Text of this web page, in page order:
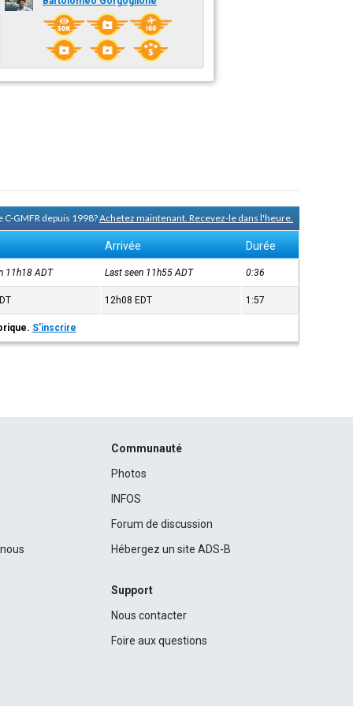
GMFR depuis 1998?Achetez maintenant. Recevez-le dans l'heure.
Arrivée Durée
11h18ADT Last seen 11h55ADT 0:36
12h08 EDT 1:57
S'inscrire
Communauté
Photos
INFOS
Forum de discussion
Hébergez un site ADS-B
Support
Nous contacter
Foire aux questions